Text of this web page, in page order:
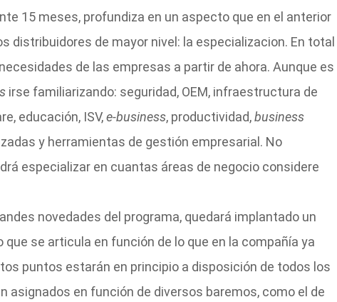
15 meses, profundiza en un aspecto que en el anterior
distribuidores de mayor nivel: la especializacion. En total
de las empresas a partir de ahora. Aunque es
irse familiarizando: seguridad, OEM, infraestructura de
educación, ISV,e-business, productividad,business
y herramientas de gestión empresarial. No
especializar en cuantas áreas de negocio considere
novedades del programa, quedará implantado un
se articula en función de lo que en la compañía ya
puntos estarán en principio a disposición de todos los
asignados en función de diversos baremos, como el de